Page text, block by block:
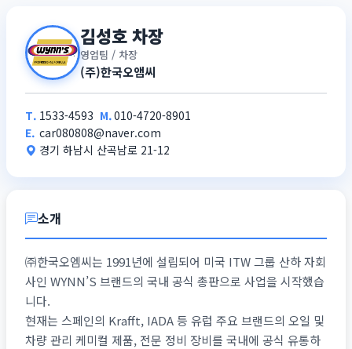
김성호 차장
영업팀 / 차장
(주)한국오앰씨
T. 1533-4593 M.010-4720-8901
E. car080808@naver.com
경기 하남시 산곡남로 21-12
소개
㈜한국오엠씨는 1991년에 설립되어 미국 ITW 그룹 산하 자회
사인 WYNN’S 브랜드의 국내 공식 총판으로 사업을 시작했습
니다.
현재는 스페인의 Krafft, IADA 등 유럽 주요 브랜드의 오일 및
차량 관리 케미컬 제품, 전문 정비 장비를 국내에 공식 유통하